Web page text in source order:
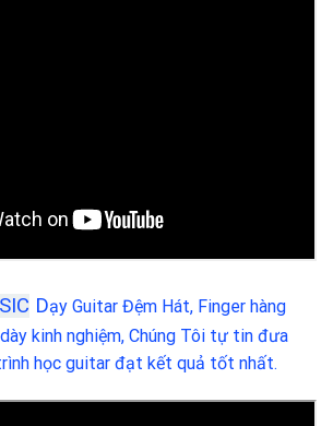
Dạy Guitar Đệm Hát, Finger hàng
kinh nghiệm, Chúng Tôi tự tin đưa
học guitar đạt kết quả tốt nhất.